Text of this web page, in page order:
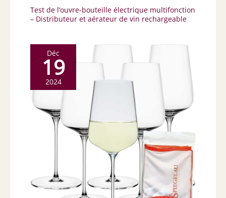
Test de l’ouvre-bouteille électrique multifonction
– Distributeur et aérateur de vin rechargeable
Déc
19
2024